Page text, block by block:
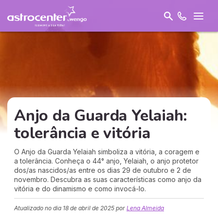
Anjo da Guarda Yelaiah:
tolerância e vitória
O Anjo da Guarda Yelaiah simboliza a vitória, a coragem e
a tolerância. Conheça o 44° anjo, Yelaiah, o anjo protetor
dos/as nascidos/as entre os dias 29 de outubro e 2 de
novembro. Descubra as suas características como anjo da
vitória e do dinamismo e como invocá-lo.
Atualizado no dia 18 de abril de 2025 por Lena Almeida